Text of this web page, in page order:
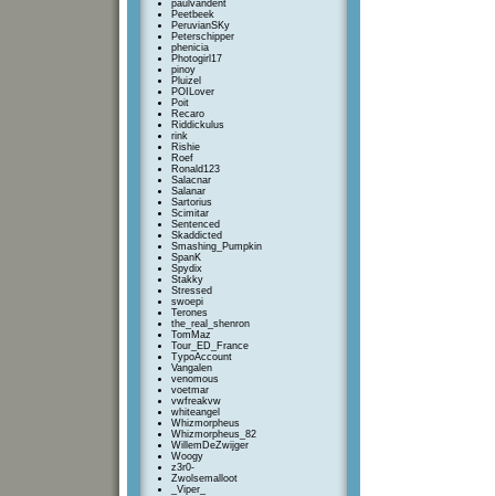
paulvandent
Peetbeek
PeruvianSKy
Peterschipper
phenicia
Photogirl17
pinoy
Pluizel
POILover
Poit
Recaro
Riddickulus
rink
Rishie
Roef
Ronald123
Salacnar
Salanar
Sartorius
Scimitar
Sentenced
Skaddicted
Smashing_Pumpkin
SpanK
Spydix
Stakky
Stressed
swoepi
Terones
the_real_shenron
TomMaz
Tour_ED_France
TypoAccount
Vangalen
venomous
voetmar
vwfreakvw
whiteangel
Whizmorpheus
Whizmorpheus_82
WillemDeZwijger
Woogy
z3r0-
Zwolsemalloot
_Viper_